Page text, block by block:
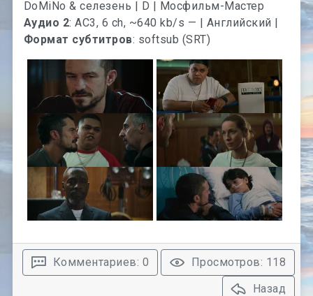
Аудио 2: AC3, 6 ch, ~640 kb/s — | Английский |
Формат субтитров: softsub (SRT)
Комментариев: 0
Просмотров: 118
Назад